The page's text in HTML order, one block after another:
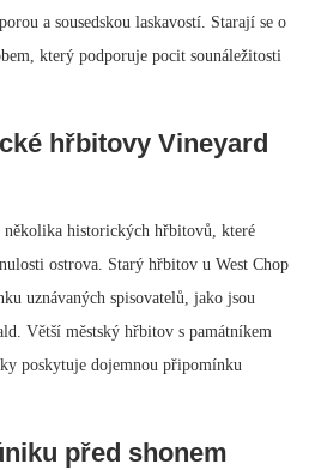
a sousedskou laskavostí. Starají se o
který podporuje pocit sounáležitosti
hřbitovy Vineyard
několika historických hřbitovů, které
ostrova. Starý hřbitov u West Chop
uznávaných spisovatelů, jako jsou
Větší městský hřbitov s památníkem
poskytuje dojemnou připomínku
před shonem